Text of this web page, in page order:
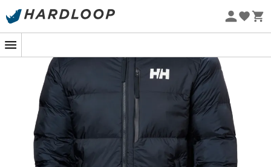
-5% Extra - Code Summer5
Wenn die Temperaturen fallen und der Wind auffrischt,
wird das Durchqueren der Stadt zu einem Abenteuer für
sich. Hier kommt der
ACTIVE Winter Parka für Herren
von Helly Hansen
ins Spiel. Entworfen, um den
städtischen Winter mit Stil zu meistern, ist dieser leicht
kürzereHerrenparka
Ihr idealer Begleiter. Mit einer
mittelschweren, synthetischenIsolierung, die Wärme
spendet, ohne zu beschweren, umhüllt er Sie wie ein
gemütlicher Kokon, der Sie überallhin begleitet, sogar